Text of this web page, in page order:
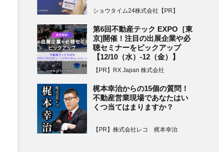
ショウタイム24株式会社【PR】
第6回不動産テック EXPO［東
京]開催！注目の出展企業や必
聴セミナーをピックアップ
【12/10（水）-12（金）】
【PR】RX Japan 株式会社
梶本幸治からの15個の質問！
不動産営業現場であなたはい
くつ当てはまりますか？
【PR】株式会社レコ 梶本幸治